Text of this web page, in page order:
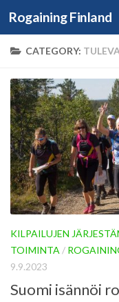
Skip to content
Rogaining Finland
CATEGORY:
KILPAILUJEN
TOIMINTA /
9.9.2023
Suomi isännöi